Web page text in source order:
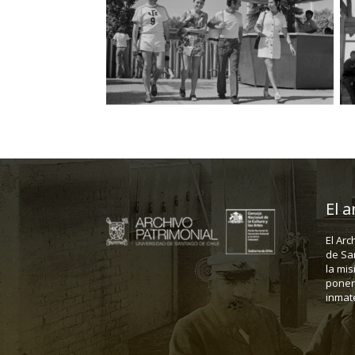
El
El
de
la